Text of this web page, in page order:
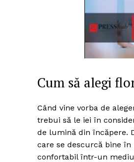
Cum să alegi
Când vine vorba de
trebui să le iei în
de lumină din încăpere.
care se descurcă bine
confortabil într-un